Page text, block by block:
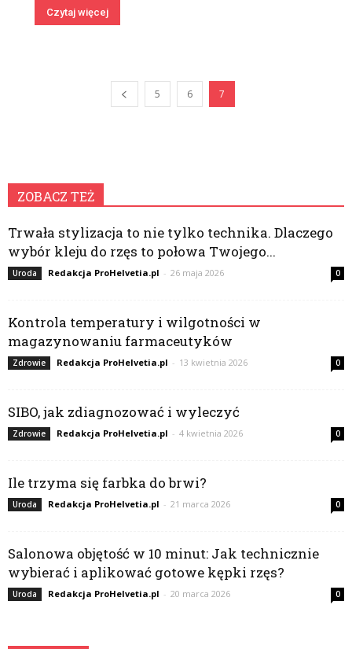
Czytaj więcej
5 6 7
ZOBACZ TEŻ
Trwała stylizacja to nie tylko technika. Dlaczego
wybór kleju do rzęs to połowa Twojego...
Uroda Redakcja ProHelvetia.pl - 26 maja 2026 0
Kontrola temperatury i wilgotności w
magazynowaniu farmaceutyków
Zdrowie Redakcja ProHelvetia.pl - 13 kwietnia 2026 0
SIBO, jak zdiagnozować i wyleczyć
Zdrowie Redakcja ProHelvetia.pl - 4 kwietnia 2026 0
Ile trzyma się farbka do brwi?
Uroda Redakcja ProHelvetia.pl - 21 marca 2026 0
Salonowa objętość w 10 minut: Jak technicznie
wybierać i aplikować gotowe kępki rzęs?
Uroda Redakcja ProHelvetia.pl - 20 marca 2026 0